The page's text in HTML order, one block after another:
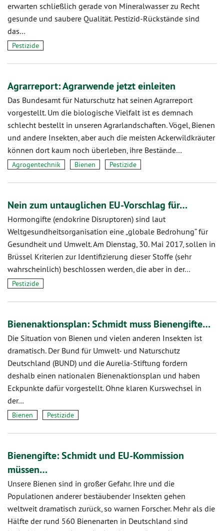
erwarten schließlich gerade von Mineralwasser zu Recht
gesunde und saubere Qualität. Pestizid-Rückstände sind
das…
Pestizide
Agrarreport: Agrarwende jetzt einleiten
Das Bundesamt für Naturschutz hat seinen Agrarreport
vorgestellt. Um die biologische Vielfalt ist es demnach
schlecht bestellt in unseren Agrarlandschaften. Vögel, Bienen
und andere Insekten, aber auch die meisten Ackerwildkräuter
können dort kaum noch überleben, ihre Bestände…
Agrogentechnik Bienen Pestizide
Nein zum untauglichen EU-Vorschlag für…
Hormongifte (endokrine Disruptoren) sind laut
Weltgesundheitsorganisation eine „globale Bedrohung“ für
Gesundheit und Umwelt. Am Dienstag, 30. Mai 2017, sollen in
Brüssel Kriterien zur Identifizierung dieser Stoffe (sehr
wahrscheinlich) beschlossen werden, die aber in der…
Pestizide
Bienenaktionsplan: Schmidt muss Bienengifte…
Die Situation von Bienen und vielen anderen Insekten ist
dramatisch. Der Bund für Umwelt- und Naturschutz
Deutschland (BUND) und die Aurelia-Stiftung fordern
deshalb einen nationalen Bienenaktionsplan und haben
Eckpunkte dafür vorgestellt. Ohne klaren Kurswechsel in
der…
Bienen Pestizide
Bienengifte: Schmidt und EU-Kommission
müssen…
Unsere Bienen sind in großer Gefahr. Ihre und die
Populationen anderer bestäubender Insekten gehen
weltweit dramatisch zurück, so warnen Forscher. Mehr als die
Hälfte der rund 560 Bienenarten in Deutschland sind